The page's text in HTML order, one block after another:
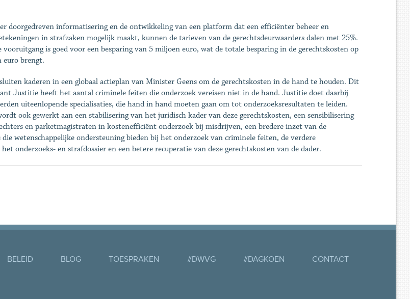
doorgedreven informatisering en de ontwikkeling van een platform dat een efficiënter beheer en
in strafzaken mogelijk maakt, kunnen de tarieven van de gerechtsdeurwaarders dalen met 25%.
vooruitgang is goed voor een besparing van 5 miljoen euro, wat de totale besparing in de gerechtskosten op
euro brengt.
kaderen in een globaal actieplan van Minister Geens om de gerechtskosten in de hand te houden. Dit
Justitie heeft het aantal criminele feiten die onderzoek vereisen niet in de hand. Justitie doet daarbij
uiteenlopende specialisaties, die hand in hand moeten gaan om tot onderzoeksresultaten te leiden.
ook gewerkt aan een stabilisering van het juridisch kader van deze gerechtskosten, een sensibilisering
en parketmagistraten in kostenefficiënt onderzoek bij misdrijven, een bredere inzet van de
die wetenschappelijke ondersteuning bieden bij het onderzoek van criminele feiten, de verdere
onderzoeks- en strafdossier en een betere recuperatie van deze gerechtskosten van de dader.
BELEID BLOG TOESPRAKEN #DWVG #DAGKOEN CONTACT